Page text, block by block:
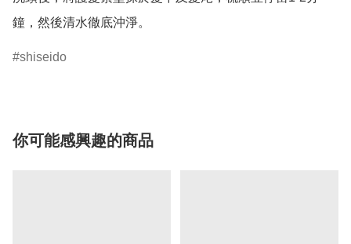
鐘，然後清水徹底沖淨。
shiseido
你可能感興趣的商品